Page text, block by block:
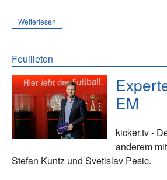
Weiterlesen
Feuilleton
EM
kicker.tv -
anderem
Stefan Kuntz und Svetislav Pesic.